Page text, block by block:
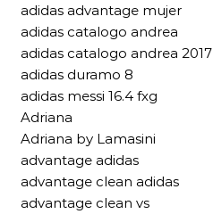
adidas advantage mujer
adidas catalogo andrea
adidas catalogo andrea 2017
adidas duramo 8
adidas messi 16.4 fxg
Adriana
Adriana by Lamasini
advantage adidas
advantage clean adidas
advantage clean vs